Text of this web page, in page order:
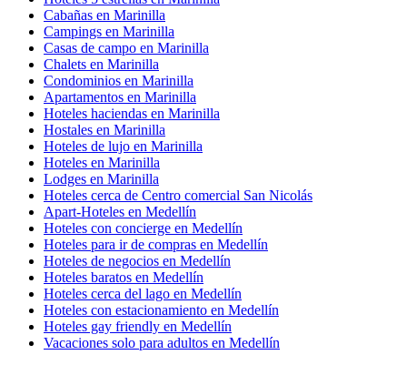
Cabañas en Marinilla
Campings en Marinilla
Casas de campo en Marinilla
Chalets en Marinilla
Condominios en Marinilla
Apartamentos en Marinilla
Hoteles haciendas en Marinilla
Hostales en Marinilla
Hoteles de lujo en Marinilla
Hoteles en Marinilla
Lodges en Marinilla
Hoteles cerca de Centro comercial San Nicolás
Apart-Hoteles en Medellín
Hoteles con concierge en Medellín
Hoteles para ir de compras en Medellín
Hoteles de negocios en Medellín
Hoteles baratos en Medellín
Hoteles cerca del lago en Medellín
Hoteles con estacionamiento en Medellín
Hoteles gay friendly en Medellín
Vacaciones solo para adultos en Medellín